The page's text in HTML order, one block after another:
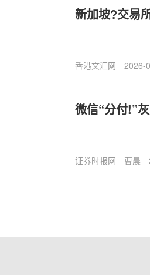
新加坡?交易
香港文汇网 2026-
微信“分付!”
证券时报网 曹晨